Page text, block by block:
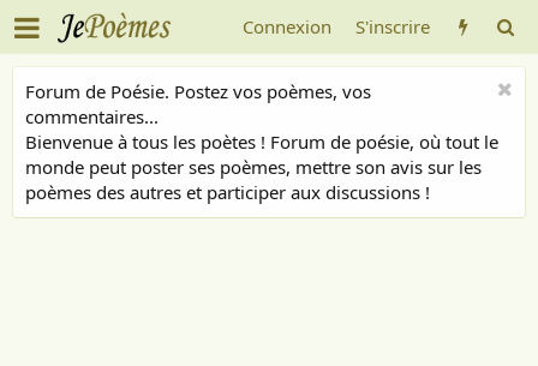
Connexion S'inscrire
Forum de Poésie. Postez vos poèmes, vos
commentaires...
Bienvenue à tous les poètes ! Forum de poésie, où tout le
monde peut poster ses poèmes, mettre son avis sur les
poèmes des autres et participer aux discussions !